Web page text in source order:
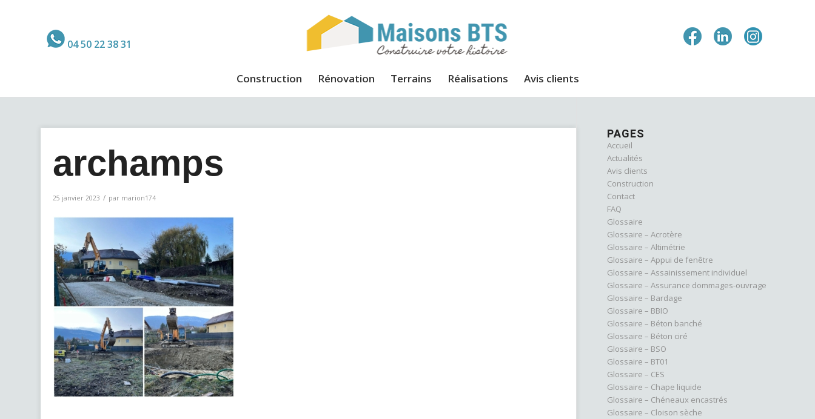
04 50 22 38 31
Construction Rénovation Terrains Réalisations Avis clients
archamps
25 janvier 2023 / par marion174
PAGES
Accueil
Actualités
Avis clients
Construction
Contact
FAQ
Glossaire
Glossaire – Acrotère
Glossaire – Altimétrie
Glossaire – Appui de fenêtre
Glossaire – Assainissement individuel
Glossaire – Assurance dommages-ouvrage
Glossaire – Bardage
Glossaire – BBIO
Glossaire – Béton banché
Glossaire – Béton ciré
Glossaire – BSO
Glossaire – BT01
Glossaire – CES
Glossaire – Chape liquide
Glossaire – Chéneaux encastrés
Glossaire – Cloison sèche